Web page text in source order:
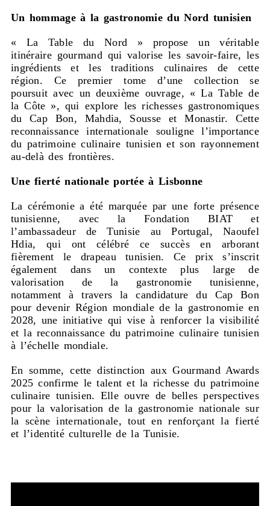
Un hommage à la gastronomie du Nord tunisien
« La Table du Nord » propose un véritable
itinéraire gourmand qui valorise les savoir-faire, les
ingrédients et les traditions culinaires de cette
région. Ce premier tome d’une collection se
poursuit avec un deuxième ouvrage, « La Table de
la Côte », qui explore les richesses gastronomiques
du Cap Bon, Mahdia, Sousse et Monastir. Cette
reconnaissance internationale souligne l’importance
du patrimoine culinaire tunisien et son rayonnement
au-delà des frontières.
Une fierté nationale portée à Lisbonne
La cérémonie a été marquée par une forte présence
tunisienne, avec la Fondation BIAT et
l’ambassadeur de Tunisie au Portugal, Naoufel
Hdia, qui ont célébré ce succès en arborant
fièrement le drapeau tunisien. Ce prix s’inscrit
également dans un contexte plus large de
valorisation de la gastronomie tunisienne,
notamment à travers la candidature du Cap Bon
pour devenir Région mondiale de la gastronomie en
2028, une initiative qui vise à renforcer la visibilité
et la reconnaissance du patrimoine culinaire tunisien
à l’échelle mondiale.
En somme, cette distinction aux Gourmand Awards
2025 confirme le talent et la richesse du patrimoine
culinaire tunisien. Elle ouvre de belles perspectives
pour la valorisation de la gastronomie nationale sur
la scène internationale, tout en renforçant la fierté
et l’identité culturelle de la Tunisie.